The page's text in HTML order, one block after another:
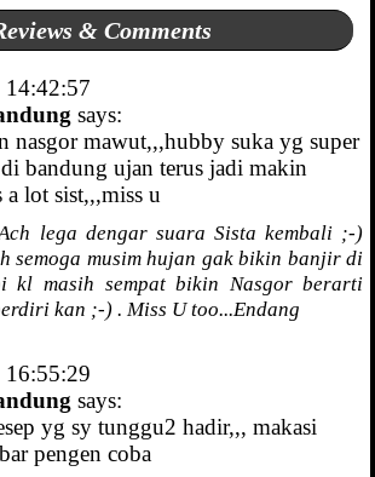
& Comments
says:
nasgor mawut,,,hubby suka yg super
bandung ujan terus jadi makin
a lot sist,,,miss u
lega dengar suara Sista kembali ;-)
semoga musim hujan gak bikin banjir di
kl masih sempat bikin Nasgor berarti
kan ;-) . Miss U too...Endang
says:
yg sy tunggu2 hadir,,, makasi
pengen coba